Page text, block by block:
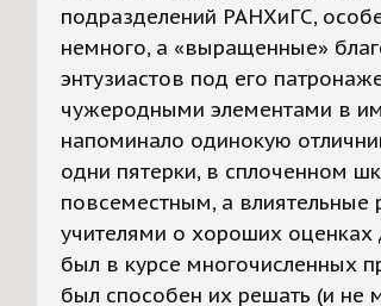
подразделений РАНХиГС,
немного, а «выращенные»
энтузиастов под его
чужеродными элементами в
напоминало одинокую
одни пятерки, в сплоченном
повсеместным, а влиятельные
учителями о хороших оценках
был в курсе многочисленных
был способен их решать (и не